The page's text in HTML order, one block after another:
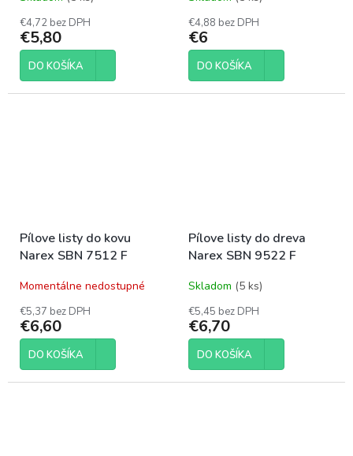
€4,72 bez DPH
€5,80
DO KOŠÍKA
€4,88 bez DPH
€6
DO KOŠÍKA
Pílove listy do kovu
Narex SBN 7512 F
Momentálne nedostupné
€5,37 bez DPH
€6,60
DO KOŠÍKA
Pílove listy do dreva
Narex SBN 9522 F
Skladom (5 ks)
€5,45 bez DPH
€6,70
DO KOŠÍKA